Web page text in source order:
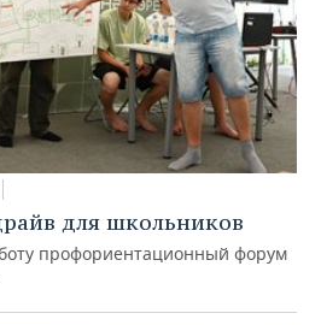
для школьников
профориентационный форум